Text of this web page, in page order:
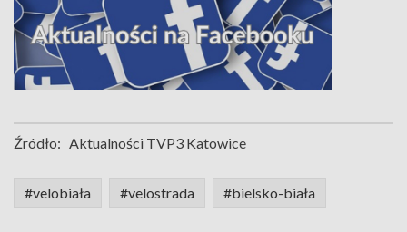
Źródło: Aktualności TVP3 Katowice
#velobiała #velostrada #bielsko-biała